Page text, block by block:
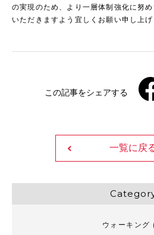
の実現のため、より一層体制強化に努
いただきますよう宜しくお願い申し上げ
この記事をシェアする
一覧に戻
ウォーキング